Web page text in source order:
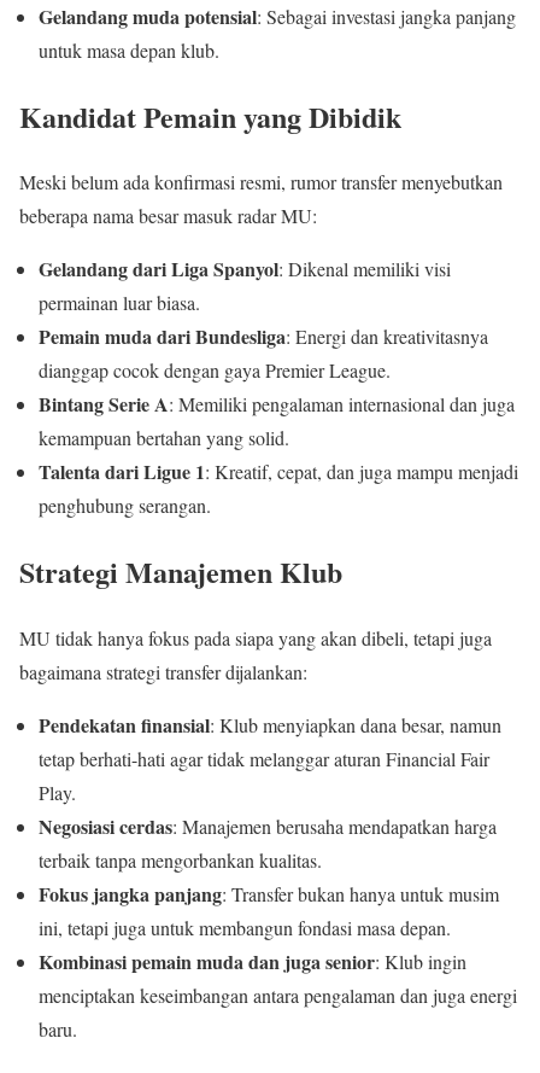
Gelandang muda potensial: Sebagai investasi jangka panjang
untuk masa depan klub.
Kandidat Pemain yang Dibidik
Meski belum ada konfirmasi resmi, rumor transfer menyebutkan
beberapa nama besar masuk radar MU:
Gelandang dari Liga Spanyol: Dikenal memiliki visi
permainan luar biasa.
Pemain muda dari Bundesliga: Energi dan kreativitasnya
dianggap cocok dengan gaya Premier League.
Bintang Serie A: Memiliki pengalaman internasional dan juga
kemampuan bertahan yang solid.
Talenta dari Ligue 1: Kreatif, cepat, dan juga mampu menjadi
penghubung serangan.
Strategi Manajemen Klub
MU tidak hanya fokus pada siapa yang akan dibeli, tetapi juga
bagaimana strategi transfer dijalankan:
Pendekatan finansial: Klub menyiapkan dana besar, namun
tetap berhati-hati agar tidak melanggar aturan Financial Fair
Play.
Negosiasi cerdas: Manajemen berusaha mendapatkan harga
terbaik tanpa mengorbankan kualitas.
Fokus jangka panjang: Transfer bukan hanya untuk musim
ini, tetapi juga untuk membangun fondasi masa depan.
Kombinasi pemain muda dan juga senior: Klub ingin
menciptakan keseimbangan antara pengalaman dan juga energi
baru.